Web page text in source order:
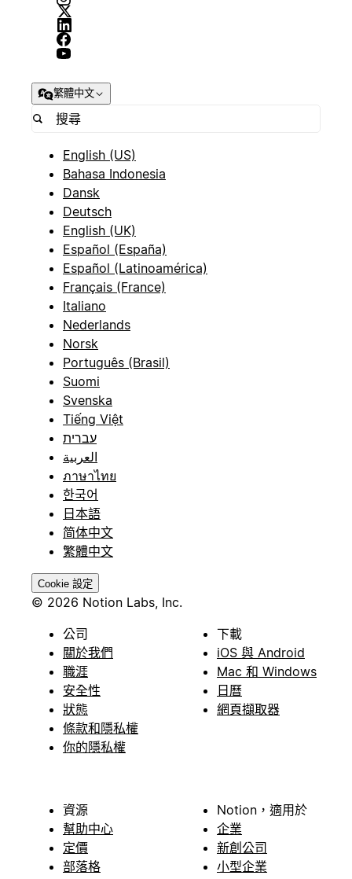
繁體中文
English (US)
Bahasa Indonesia
Dansk
Deutsch
English (UK)
Español (España)
Español (Latinoamérica)
Français (France)
Italiano
Nederlands
Norsk
Português (Brasil)
Suomi
Svenska
Tiếng Việt
עברית
العربية
ภาษาไทย
한국어
日本語
简体中文
繁體中文
Cookie 設定
© 2026 Notion Labs, Inc.
公司
關於我們
職涯
安全性
狀態
條款和隱私權
你的隱私權
下載
iOS 與 Android
Mac 和 Windows
日曆
網頁擷取器
資源
幫助中心
定價
部落格
Notion，適用於
企業
新創公司
小型企業